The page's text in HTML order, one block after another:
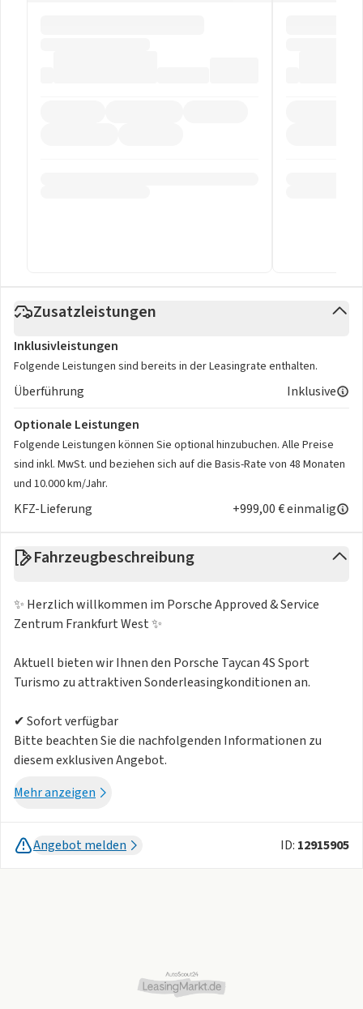
Zusatzleistungen
Inklusivleistungen
Folgende Leistungen sind bereits in der Leasingrate enthalten.
Überführung
Inklusive
Optionale Leistungen
Folgende Leistungen können Sie optional hinzubuchen. Alle Preise
sind inkl. MwSt. und beziehen sich auf die Basis-Rate von 48 Monaten
und 10.000 km/Jahr.
KFZ-Lieferung +999,00 € einmalig
Fahrzeugbeschreibung
✨ Herzlich willkommen im Porsche Approved & Service
Zentrum Frankfurt West ✨
Aktuell bieten wir Ihnen den Porsche Taycan 4S Sport
Turismo zu attraktiven Sonderleasingkonditionen an.
✔ Sofort verfügbar
Bitte beachten Sie die nachfolgenden Informationen zu
diesem exklusiven Angebot.
Exklusives Leasingangebot für den Porsche Taycan 4S Sport
❗ Wichtige Hinweise ❗
dargestellten Leasingangebot enthalten.
Mehr anzeigen
Angebot melden ID: 12915905